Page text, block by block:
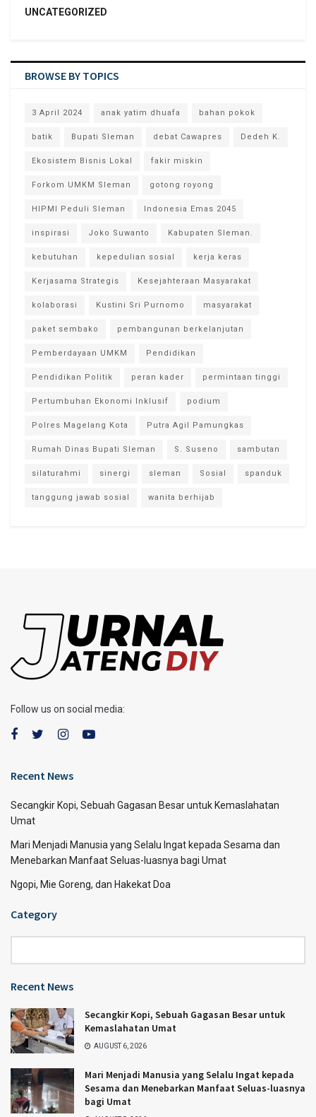
UNCATEGORIZED
BROWSE BY TOPICS
3 April 2024 anak yatim dhuafa bahan pokok
batik Bupati Sleman debat Cawapres Dedeh K.
Ekosistem Bisnis Lokal fakir miskin
Forkom UMKM Sleman gotong royong
HIPMI Peduli Sleman Indonesia Emas 2045
inspirasi Joko Suwanto Kabupaten Sleman.
kebutuhan kepedulian sosial kerja keras
Kerjasama Strategis Kesejahteraan Masyarakat
kolaborasi Kustini Sri Purnomo masyarakat
paket sembako pembangunan berkelanjutan
Pemberdayaan UMKM Pendidikan
Pendidikan Politik peran kader permintaan tinggi
Pertumbuhan Ekonomi Inklusif podium
Polres Magelang Kota Putra Agil Pamungkas
Rumah Dinas Bupati Sleman S. Suseno sambutan
silaturahmi sinergi sleman Sosial spanduk
tanggung jawab sosial wanita berhijab
Follow us on social media:
Recent News
Secangkir Kopi, Sebuah Gagasan Besar untuk Kemaslahatan
Umat
Mari Menjadi Manusia yang Selalu Ingat kepada Sesama dan
Menebarkan Manfaat Seluas-luasnya bagi Umat
Ngopi, Mie Goreng, dan Hakekat Doa
Category
Recent News
Secangkir Kopi, Sebuah Gagasan Besar untuk
Kemaslahatan Umat
AUGUST 6, 2026
Mari Menjadi Manusia yang Selalu Ingat kepada
Sesama dan Menebarkan Manfaat Seluas-luasnya
bagi Umat